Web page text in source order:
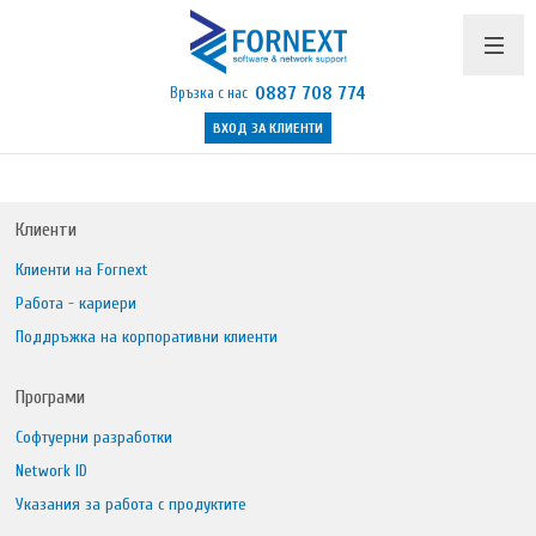
Поддръжка
Бюлетин
Връзка с нас 0887 708 774
ВХОД ЗА КЛИЕНТИ
Клиенти
Клиенти на Fornext
Работа - кариери
Поддръжка на корпоративни клиенти
Програми
Софтуерни разработки
Network ID
Указания за работа с продуктите